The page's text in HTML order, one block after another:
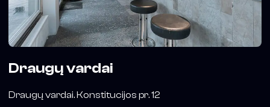
Draugų vardai
Draugų vardai. Konstitucijos pr. 12